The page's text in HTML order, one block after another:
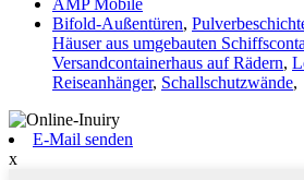
AMP Mobile
Bifold-Außentüren,
Häuser aus umgebauten
Versandcontainerhaus auf Rädern,
Reiseanhänger, Schallschutzwände,
E-Mail senden
x